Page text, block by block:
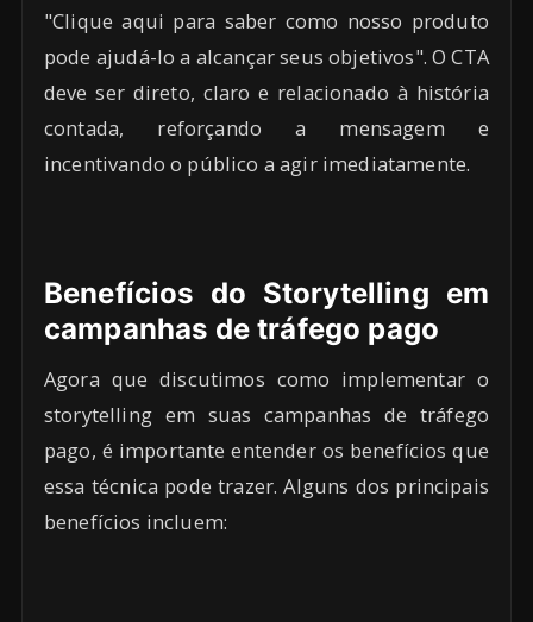
"Clique aqui para saber como nosso produto
pode ajudá-lo a alcançar seus objetivos". O CTA
deve ser direto, claro e relacionado à história
contada, reforçando a mensagem e
incentivando o público a agir imediatamente.
Benefícios do Storytelling em
campanhas de tráfego pago
Agora que discutimos como implementar o
storytelling em suas campanhas de tráfego
pago, é importante entender os benefícios que
essa técnica pode trazer. Alguns dos principais
benefícios incluem: